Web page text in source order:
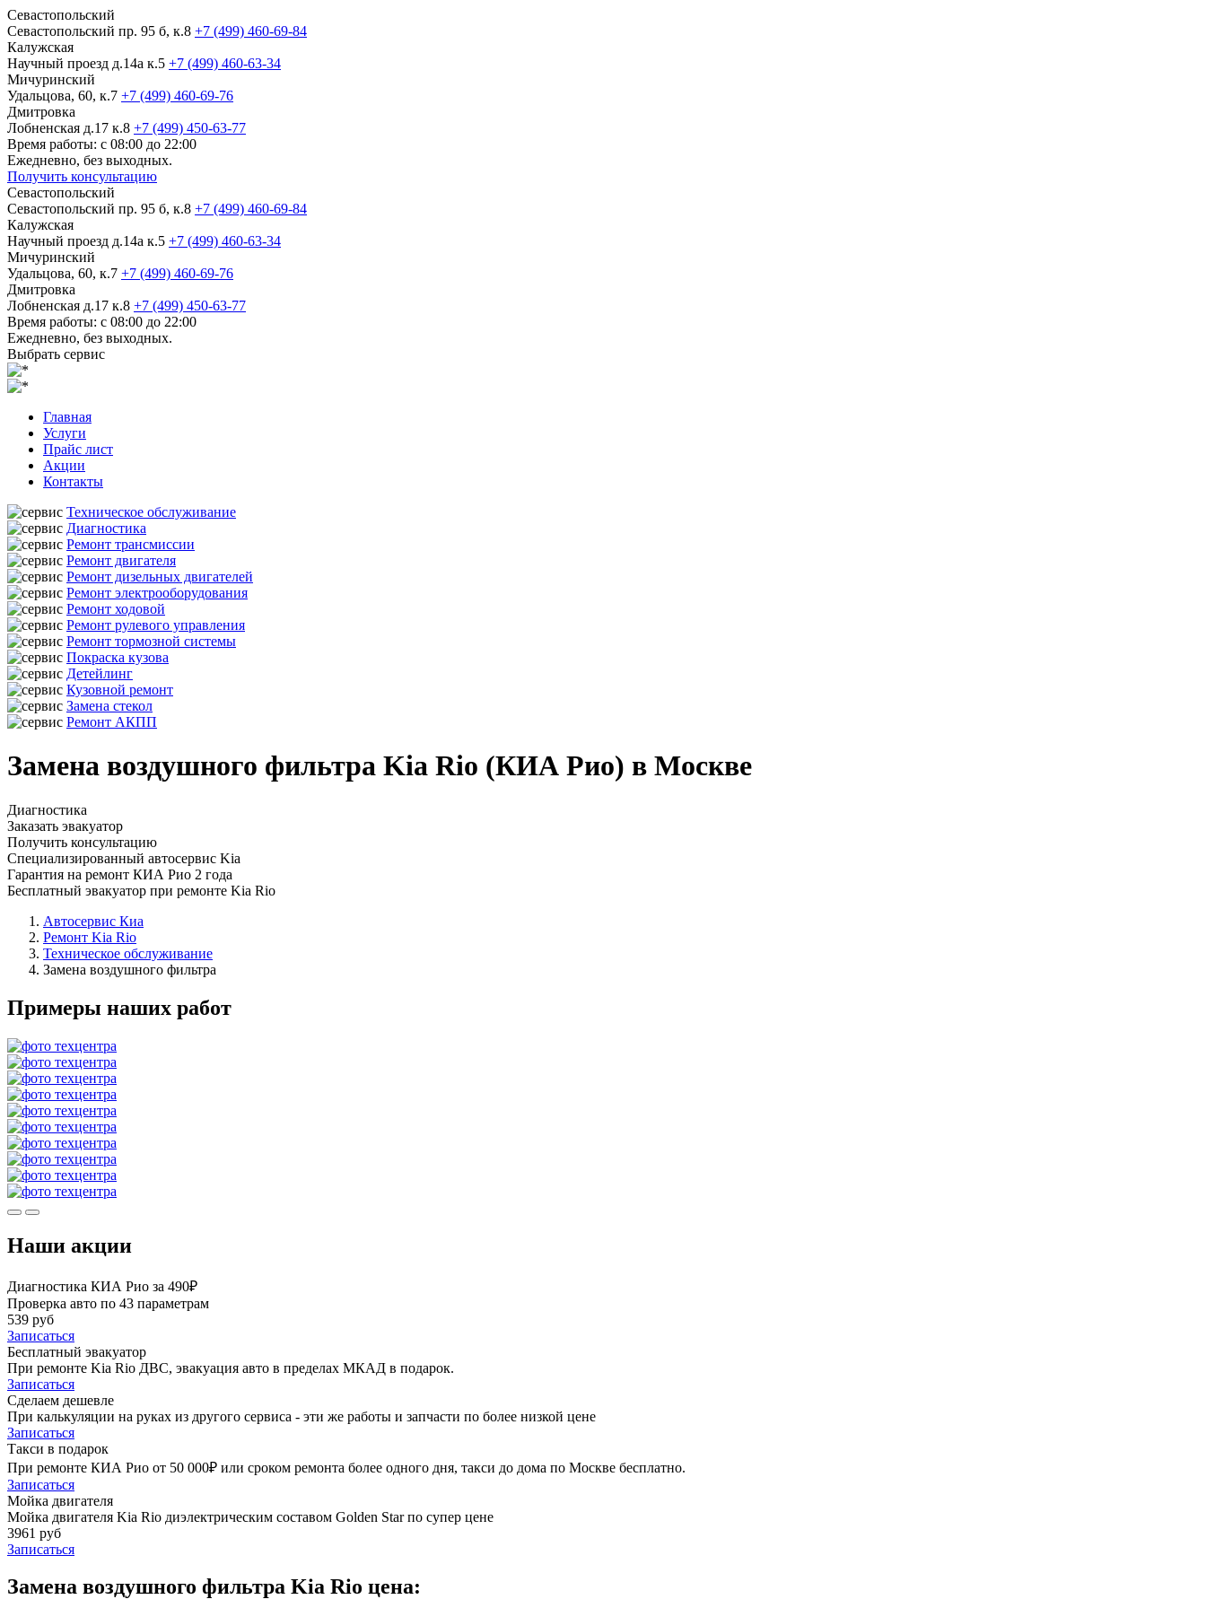
Севастопольский
Севастопольский пр. 95 б, к.8 +7 (499) 460-69-84
Калужская
Научный проезд д.14а к.5 +7 (499) 460-63-34
Мичуринский
Удальцова, 60, к.7 +7 (499) 460-69-76
Дмитровка
Лобненская д.17 к.8 +7 (499) 450-63-77
Время работы: с 08:00 до 22:00
Ежедневно, без выходных.
Получить консультацию
Севастопольский
Севастопольский пр. 95 б, к.8 +7 (499) 460-69-84
Калужская
Научный проезд д.14а к.5 +7 (499) 460-63-34
Мичуринский
Удальцова, 60, к.7 +7 (499) 460-69-76
Дмитровка
Лобненская д.17 к.8 +7 (499) 450-63-77
Время работы: с 08:00 до 22:00
Ежедневно, без выходных.
Выбрать сервис
Главная
Услуги
Прайс лист
Акции
Контакты
Техническое обслуживание
Диагностика
Ремонт трансмиссии
Ремонт двигателя
Ремонт дизельных двигателей
Ремонт электрооборудования
Ремонт ходовой
Ремонт рулевого управления
Ремонт тормозной системы
Покраска кузова
Детейлинг
Кузовной ремонт
Замена стекол
Ремонт АКПП
Замена воздушного фильтра Kia Rio (КИА Рио) в Москве
Диагностика
Заказать эвакуатор
Получить консультацию
Специализированный автосервис Kia
Гарантия на ремонт КИА Рио 2 года
Бесплатный эвакуатор при ремонте Kia Rio
Автосервис Киа
Ремонт Kia Rio
Техническое обслуживание
Замена воздушного фильтра
Примеры наших работ
Наши акции
Диагностика КИА Рио за 490₽
Проверка авто по 43 параметрам
539 руб
Записаться
Бесплатный эвакуатор
При ремонте Kia Rio ДВС, эвакуация авто в пределах МКАД в подарок.
Записаться
Сделаем дешевле
При калькуляции на руках из другого сервиса - эти же работы и запчасти по более низкой цене
Записаться
Такси в подарок
При ремонте КИА Рио от 50 000₽ или сроком ремонта более одного дня, такси до дома по Москве бесплатно.
Записаться
Мойка двигателя
Мойка двигателя Kia Rio диэлектрическим составом Golden Star по супер цене
3961 руб
Записаться
Замена воздушного фильтра Kia Rio цена: